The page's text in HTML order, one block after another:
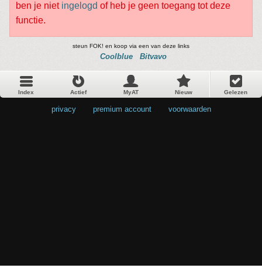
ben je niet ingelogd of heb je geen toegang tot deze
functie.
steun FOK! en koop via een van deze links
Coolblue Bitvavo
Index Actief MyAT Nieuw Gelezen
privacy premium account voorwaarden